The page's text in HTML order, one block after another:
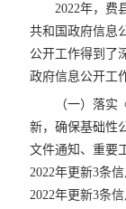
2022年，费
共和国政府信息
公开工作得到了
政府信息公开工
（一）落
新，确保基础性
文件通知、重要
2022年更新3条
2022年更新3条